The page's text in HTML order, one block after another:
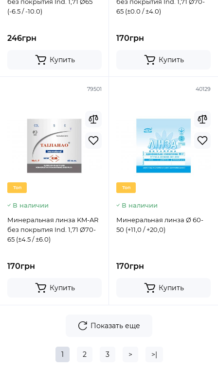
(-6.5 / -10.0)
246грн
Купить
65 (±0.0 / ±4.0)
170грн
Купить
79501
Топ
В наличии
Минеральная линза KM-AR
без покрытия Ind. 1,71 Ø70-
65 (±4.5 / ±6.0)
170грн
Купить
40129
Топ
В наличии
Минеральная линза Ø 60-
50 (+11,0 / +20,0)
170грн
Купить
Показать еще
1 2 3 > >|